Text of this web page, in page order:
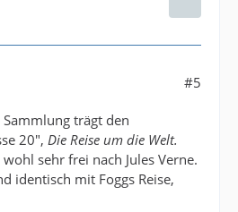
#5
trägt den
20", Die Reise um die Welt.
sehr frei nach Jules Verne.
identisch mit Foggs Reise,